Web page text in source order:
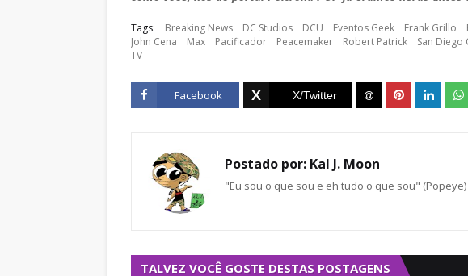
Tags: Breaking News DC Studios DCU Eventos Geek Frank Grillo
John Cena
Max Pacificador Peacemaker Robert Patrick San Diego
TV
Facebook
Postado por: Kal J. Moon
"Eu sou o que sou e eh tudo o que sou" (Popeye)
TALVEZ VOCÊ GOSTE DESTAS POSTAGENS